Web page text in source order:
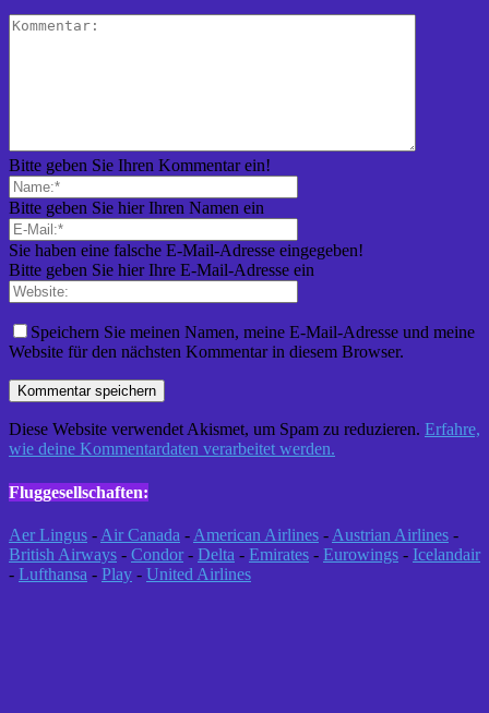
Bitte geben Sie Ihren Kommentar ein!
Bitte geben Sie hier Ihren Namen ein
Sie haben eine falsche E-Mail-Adresse eingegeben!
Bitte geben Sie hier Ihre E-Mail-Adresse ein
Speichern Sie meinen Namen, meine E-Mail-Adresse und meine
Website für den nächsten Kommentar in diesem Browser.
Diese Website verwendet Akismet, um Spam zu reduzieren. Erfahre,
wie deine Kommentardaten verarbeitet werden.
Fluggesellschaften:
Aer Lingus - Air Canada - American Airlines - Austrian Airlines -
British Airways - Condor - Delta - Emirates - Eurowings - Icelandair
- Lufthansa - Play - United Airlines